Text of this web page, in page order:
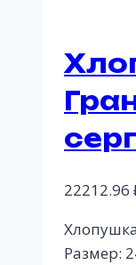
22212.96
Размер: